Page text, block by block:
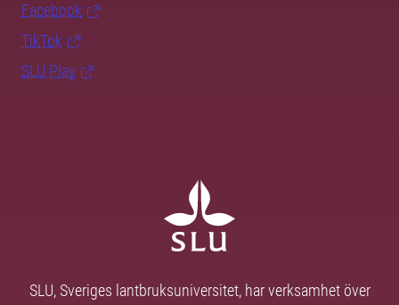
Facebook
TikTok
SLU Play
SLU, Sveriges lantbruksuniversitet, har verksamhet över